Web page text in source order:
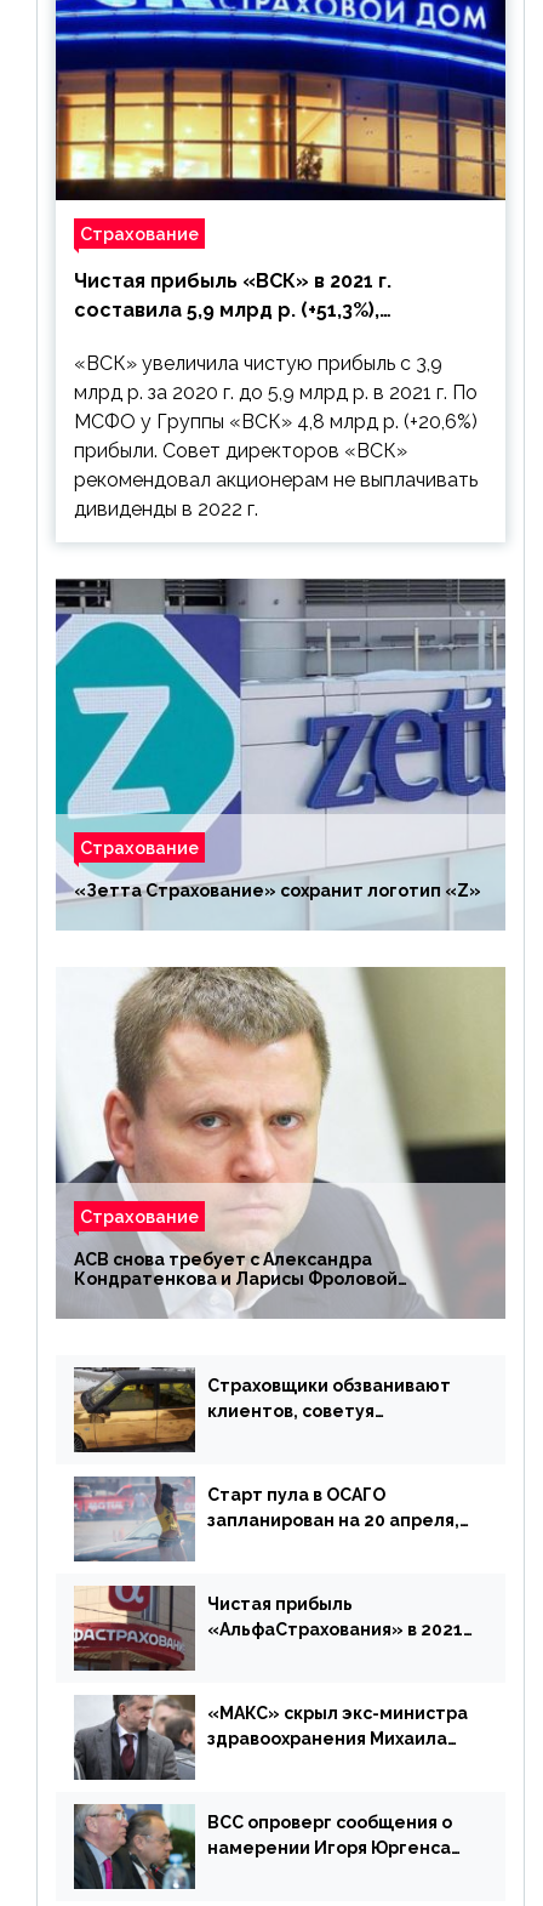
Страхование
Чистая прибыль «ВСК» в 2021 г.
составила 5,9 млрд р. (+51,3%),
выплачивать
«ВСК» увеличила чистую прибыль с 3,9
млрд р. за 2020 г. до 5,9 млрд р. в 2021 г. По
МСФО у Группы «ВСК» 4,8 млрд р. (+20,6%)
прибыли. Совет директоров «ВСК»
рекомендовал акционерам не выплачивать
дивиденды в 2022 г.
Страхование
«Зетта Страхование» сохранит логотип «Z»
Страхование
АСВ снова требует с Александра
Кондратенкова и Ларисы Фроловой
возмещения убытков на 1,5 млрд р.
Страховщики обзванивают
клиентов, советуя
Старт пула в ОСАГО
запланирован на 20 апреля,
дублировать [дополнено]
Чистая прибыль
«АльфаСтрахования» в 2021
«МАКС» скрыл экс-министра
здравоохранения Михаила
ВСС опроверг сообщения о
намерении Игоря Юргенса